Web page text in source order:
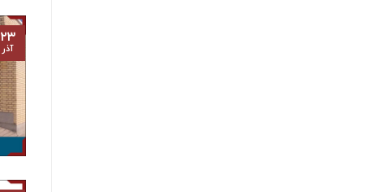
۲۳
آذر